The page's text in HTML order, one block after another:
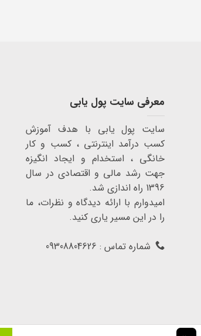
معرفی سایت پول یابی
سایت پول یابی با هدف آموزش
کسب درآمد اینترنتی ، کسب و کار
خانگی ، استخدام و ایجاد انگیزه
جهت رشد مالی و اقتصادی در سال
1396 راه اندازی شد.
امیدوارم با ارائه دیدگاه و نظرات، ما
را در این مسیر یاری کنید.
شماره تماس : 09308804626